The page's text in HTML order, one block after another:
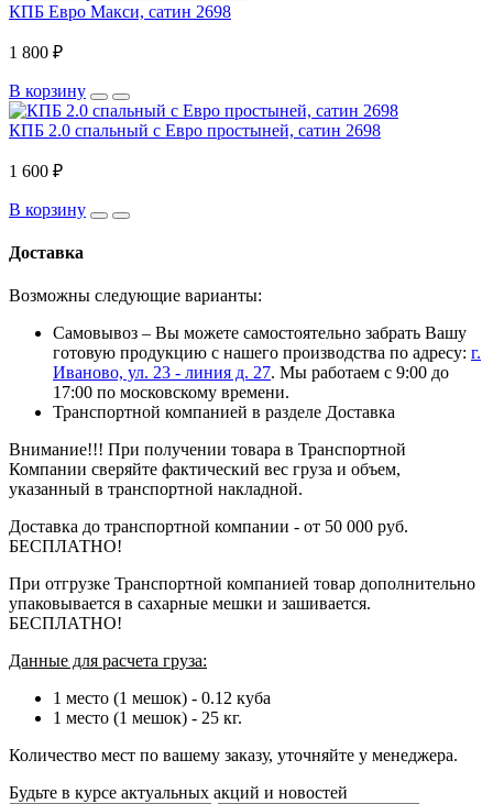
КПБ Евро Макси, сатин 2698
1 800 ₽
В корзину
КПБ 2.0 спальный с Евро простыней, сатин 2698
1 600 ₽
В корзину
Доставка
Возможны следующие варианты:
Самовывоз – Вы можете самостоятельно забрать Вашу
готовую продукцию с нашего производства по адресу: г.
Иваново, ул. 23 - линия д. 27. Мы работаем с 9:00 до
17:00 по московскому времени.
Транспортной компанией в разделе Доставка
Внимание!!! При получении товара в Транспортной
Компании сверяйте фактический вес груза и объем,
указанный в транспортной накладной.
Доставка до транспортной компании - от 50 000 руб.
БЕСПЛАТНО!
При отгрузке Транспортной компанией товар дополнительно
упаковывается в сахарные мешки и зашивается.
БЕСПЛАТНО!
Данные для расчета груза:
1 место (1 мешок) - 0.12 куба
1 место (1 мешок) - 25 кг.
Количество мест по вашему заказу, уточняйте у менеджера.
Будьте в курсе актуальных акций и новостей